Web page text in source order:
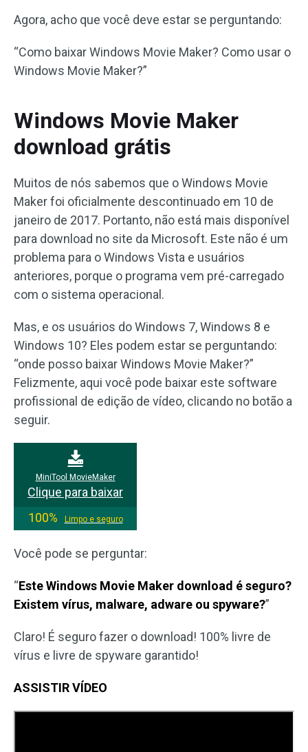
Agora, acho que você deve estar se perguntando:
“Como baixar Windows Movie Maker? Como usar o
Windows Movie Maker?”
Windows Movie Maker
download grátis
Muitos de nós sabemos que o Windows Movie
Maker foi oficialmente descontinuado em 10 de
janeiro de 2017. Portanto, não está mais disponível
para download no site da Microsoft. Este não é um
problema para o Windows Vista e usuários
anteriores, porque o programa vem pré-carregado
com o sistema operacional.
Mas, e os usuários do Windows 7, Windows 8 e
Windows 10? Eles podem estar se perguntando:
“onde posso baixar Windows Movie Maker?”
Felizmente, aqui você pode baixar este software
profissional de edição de vídeo, clicando no botão a
seguir.
MiniTool MovieMaker
Clique para baixar
100%
Limpo e seguro
Você pode se perguntar:
“Este Windows Movie Maker download é seguro?
Existem vírus, malware, adware ou spyware?”
Claro! É seguro fazer o download! 100% livre de
vírus e livre de spyware garantido!
ASSISTIR VÍDEO